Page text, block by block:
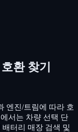
환 찾기
엔진/트림에 따라 호
서는 차량 선택 단
터리 매장 검색 및